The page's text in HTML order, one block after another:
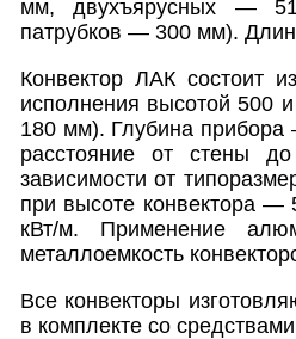
мм, двухъярусных —
патрубков — 300 мм).
Конвектор ЛАК состоит
исполнения высотой 500
180 мм). Глубина
расстояние от стены
зависимости от
при высоте конвектора
кВт/м. Применение
металлоемкость
Все конвекторы
в комплекте со